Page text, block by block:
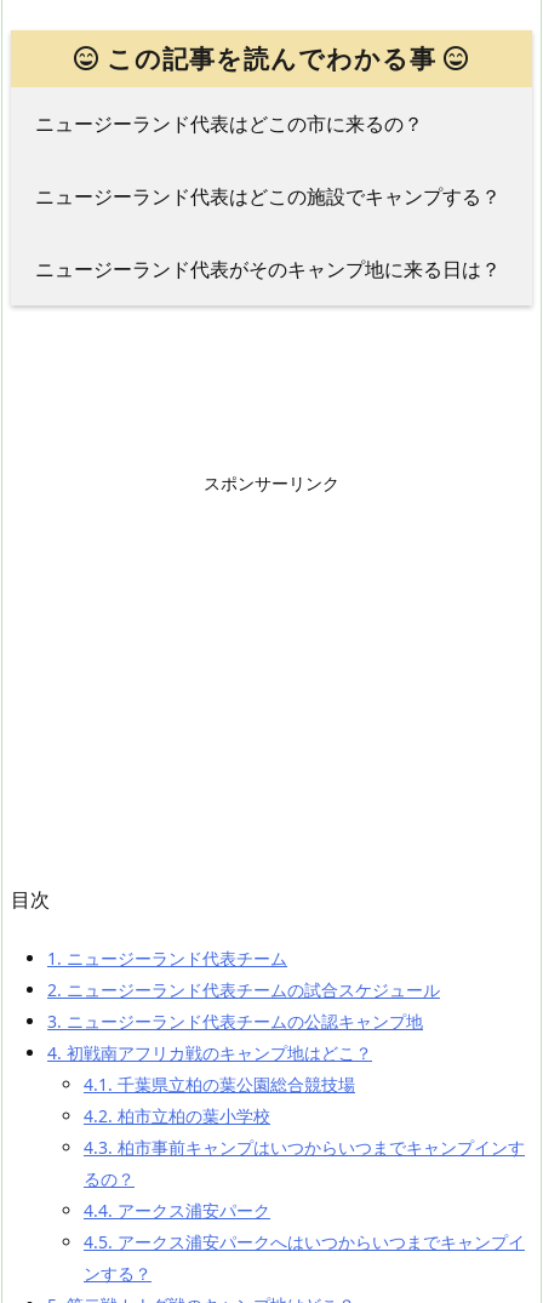
この記事を読んでわかる事
ニュージーランド代表はどこの市に来るの？
ニュージーランド代表はどこの施設でキャンプする？
ニュージーランド代表がそのキャンプ地に来る日は？
スポンサーリンク
目次
1. ニュージーランド代表チーム
2. ニュージーランド代表チームの試合スケジュール
3. ニュージーランド代表チームの公認キャンプ地
4. 初戦南アフリカ戦のキャンプ地はどこ？
4.1. 千葉県立柏の葉公園総合競技場
4.2. 柏市立柏の葉小学校
4.3. 柏市事前キャンプはいつからいつまでキャンプインす
るの？
4.4. アークス浦安パーク
4.5. アークス浦安パークへはいつからいつまでキャンプイ
ンする？